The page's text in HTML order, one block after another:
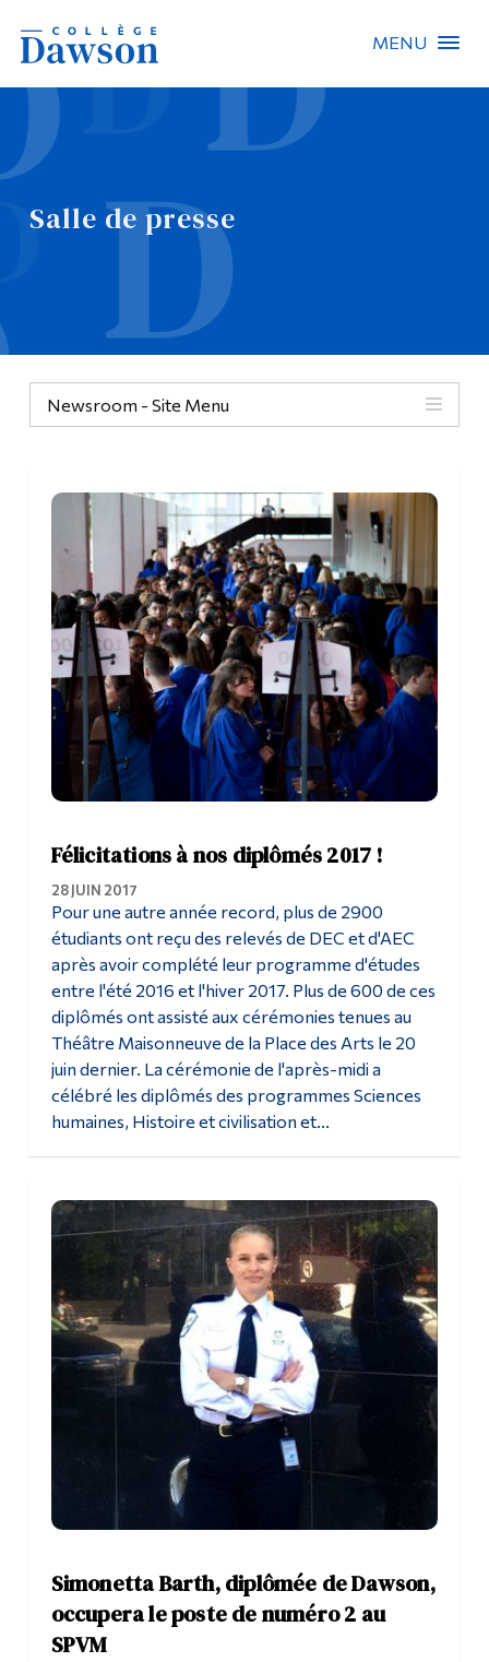
MENU
Salle de presse
Newsroom - Site Menu
Félicitations à nos diplômés 2017 !
28 JUIN 2017
Pour une autre année record, plus de 2900
étudiants ont reçu des relevés de DEC et d'AEC
après avoir complété leur programme d'études
entre l'été 2016 et l'hiver 2017. Plus de 600 de ces
diplômés ont assisté aux cérémonies tenues au
Théâtre Maisonneuve de la Place des Arts le 20
juin dernier. La cérémonie de l'après-midi a
célébré les diplômés des programmes Sciences
humaines, Histoire et civilisation et...
Simonetta Barth, diplômée de Dawson,
occupera le poste de numéro 2 au
SPVM
Recherche sur le site
Recherche de personnes
EN
Omnivox
Liens rapides
Outils
Liens
Menu principal
Programmes
Formation continue
Admissions
La vie à Dawson
Étudiants actuels
personnel administratif
Diplômé·es et visiteur·euses